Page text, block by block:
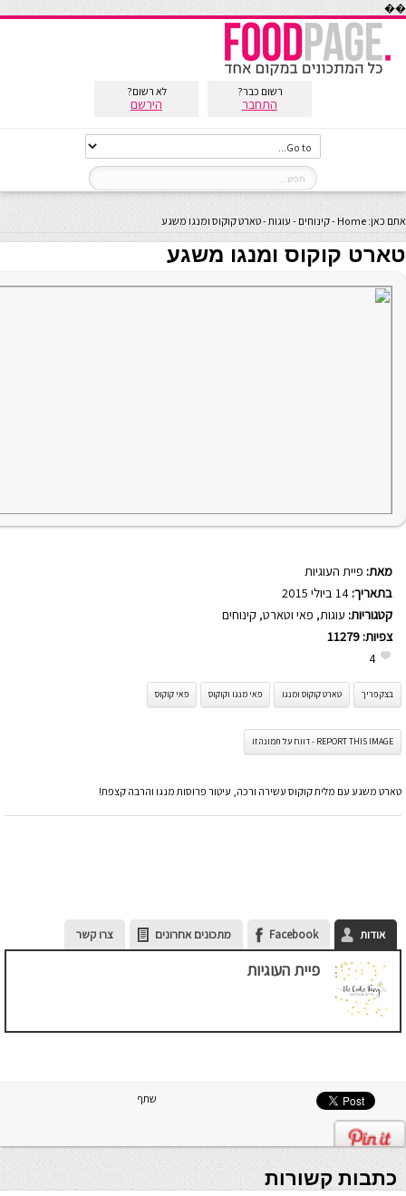
��
רשום כבר?
התחבר
לא רשום?
הירשם
אתם כאן: Home
-קינוחים - עוגות-טארט קוקוס ומנגו משגע
טארט קוקוס ומנגו משגע
מאת: פיית העוגיות
בתאריך:
קטגוריות: עוגות, פאי וטארט, קינוחים
צפיות: 11279
4
בצק פריך טארט קוקוס ומנגו פאי מנגו וקוקוס פאי קוקוס
REPORT THIS IMAGE - דווח על תמונה זו
טארט משגע עם מלית קוקוס עשירה ורכה, עיטור פרוסות מנגו והרבה קצפת!
אודות Facebook מתכונים אחרונים צרו קשר
פיית העוגיות
שתף
כתבות קשורות